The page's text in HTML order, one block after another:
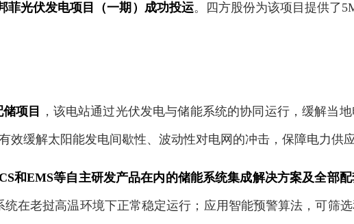
光伏发电项目（一期）成功投运。四方股份为该项目提供了
项目 ，该电站通过光伏发电与储能系统的协同运行，缓解当
缓解太阳能发电间歇性、波动性对电网的冲击，保障电力供应
和EMS等自主研发产品在内的储能系统集成解决方案及全部
在老挝高温环境下正常稳定运行；应用智能预警算法，可筛